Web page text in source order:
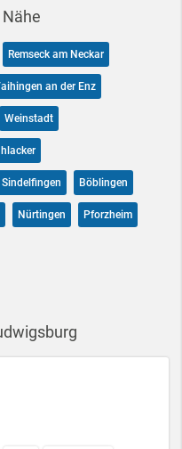
Remseck am Neckar
an der Enz
Weinstadt
Sindelfingen Böblingen
Nürtingen Pforzheim